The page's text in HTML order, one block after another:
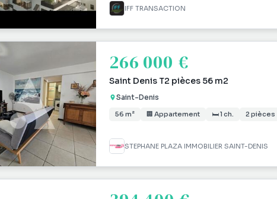
IFF TRANSACTION
266 000 €
Saint Denis T2 pièces 56 m2
Saint-Denis
56 m² 🏢 Appartement 🛏 1 ch. 2 pièces
STEPHANE PLAZA IMMOBILIER SAINT-DENIS